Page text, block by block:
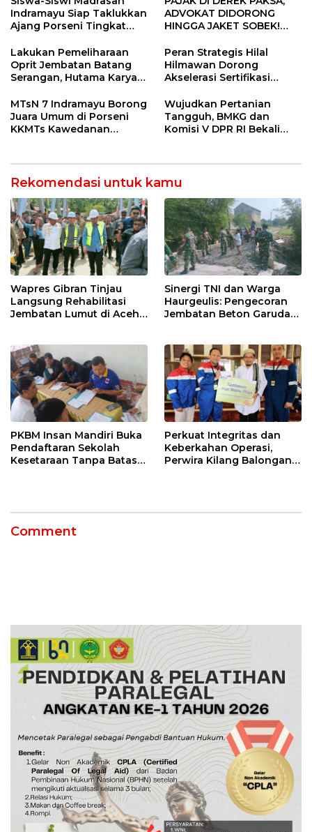
Indramayu Siap Taklukkan
Ajang Porseni Tingkat
ADVOKAT DIDORONG
HINGGA JAKET SOBEK!
Ngamuk Kepung Polresta
Pekanbaru!
Lakukan Pemeliharaan
Oprit Jembatan Batang
Serangan, Hutama Karya
55 Tol Binjai–Langsa
Peran Strategis Hilal
Hilmawan Dorong
Akselerasi Sertifikasi
Entaskan Kemiskinan di
Indramayu
MTsN 7 Indramayu Borong
Juara Umum di Porseni
KKMTs Kawedanan
Wujudkan Pertanian
Tangguh, BMKG dan
Komisi V DPR RI Bekali
Rekomendasi untuk kamu
Wapres Gibran Tinjau
Langsung Rehabilitasi
Jembatan Lumut di Aceh
Sinergi TNI dan Warga
Haurgeulis: Pengecoran
Jembatan Beton Garuda
PKBM Insan Mandiri Buka
Pendaftaran Sekolah
Kesetaraan Tanpa Batas
Perkuat Integritas dan
Keberkahan Operasi,
Perwira Kilang Balongan
Comment